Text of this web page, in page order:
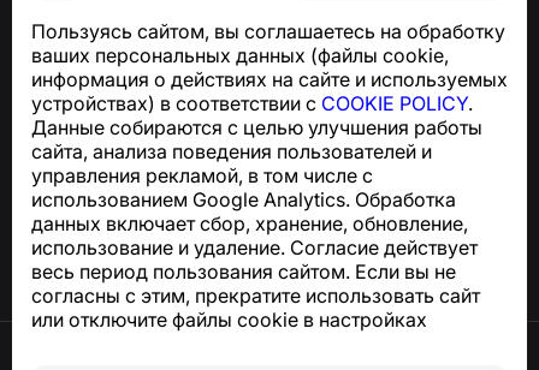
Пользуясь сайтом, вы соглашаетесь на обработку
ваших персональных данных (файлы cookie,
информация о действиях на сайте и используемых
устройствах) в соответствии с COOKIE POLICY.
Данные собираются с целью улучшения работы
сайта, анализа поведения пользователей и
управления рекламой, в том числе с
использованием Google Analytics. Обработка
данных включает сбор, хранение, обновление,
использование и удаление. Согласие действует
весь период пользования сайтом. Если вы не
согласны с этим, прекратите использовать сайт
или отключите файлы cookie в настройках
Для запросов по соблюдению GDPR:
support@numbuster.com
Центр поддержки
Новости и статьи
О проекте
Контакты